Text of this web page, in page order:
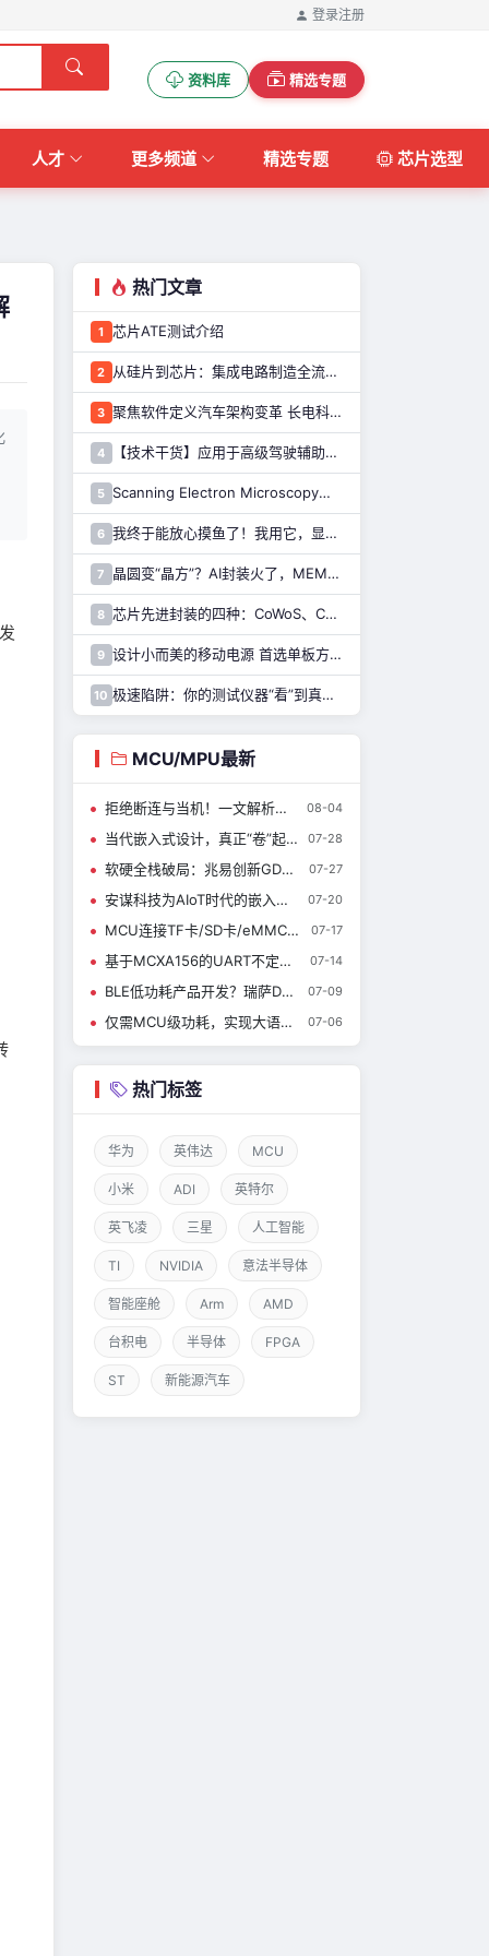
登录注册
资料库 精选专题
人才 更多频道 精选专题 芯片选型
热门文章
1 芯片ATE测试介绍
2 从硅片到芯片：集成电路制造全流程解析
3 聚焦软件定义汽车架构变革 长电科技打造系统化车规级半导体封测能力
4 【技术干货】应用于高级驾驶辅助系统的图像传感器解决方案
5 Scanning Electron Microscopy（Train for advanced research）扫描电子显微镜介绍（二）
6 我终于能放心摸鱼了！我用它，显示 Claude Code 执行状态……
7 晶圆变“晶方”？AI封装火了，MEMS也能用吗？
8 芯片先进封装的四种：CoWoS、CoPoS、Glass Core与CoWoP
9 设计小而美的移动电源 首选单板方案！
10 极速陷阱：你的测试仪器“看”到真实的SiC了吗?
MCU/MPU最新
拒绝断连与当机！一文解析笙泉科技 MCU 如何精準賦能物聯網(IoT)設備 08-04
当代嵌入式设计，真正“卷”起来的是底层控制器 07-28
软硬全栈破局：兆易创新GD32构建芯片之上的创新生态，让端侧AI触手可及 07-27
安谋科技为AIoT时代的嵌入式设备加上AI引擎：“星辰”CPU + Arm Helium + Arm Ethos NPU 07-20
MCU连接TF卡/SD卡/eMMC，基础知识快速掌握 07-17
基于MCXA156的UART不定长接收实战: 轻松实现智能帧结束判定 07-14
BLE低功耗产品开发？瑞萨DA14531开发问题及解决方案（系列1） 07-09
仅需MCU级功耗，实现大语言模型聊天：我们用i.MX RT700做到了！ 07-06
热门标签
华为 英伟达 MCU
小米 ADI 英特尔
英飞凌 三星 人工智能
TI NVIDIA 意法半导体
智能座舱 Arm AMD
台积电 半导体 FPGA
ST 新能源汽车